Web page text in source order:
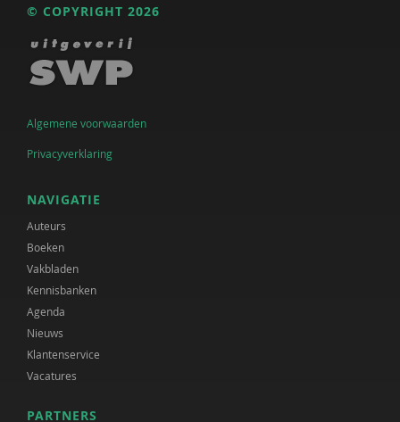
© COPYRIGHT 2026
Algemene voorwaarden
Privacyverklaring
NAVIGATIE
Auteurs
Boeken
Vakbladen
Kennisbanken
Agenda
Nieuws
Klantenservice
Vacatures
PARTNERS